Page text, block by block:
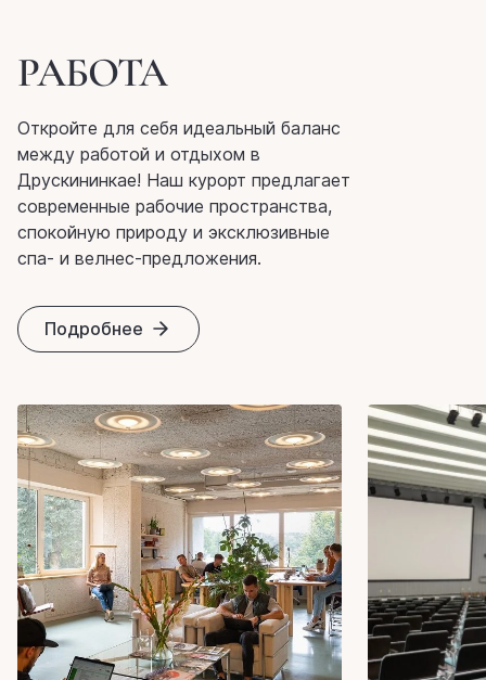
РАБОТА
Откройте для себя идеальный баланс
между работой и отдыхом в
Друскининкае! Наш курорт предлагает
современные рабочие пространства,
спокойную природу и эксклюзивные
спа- и велнес-предложения.
Подробнее